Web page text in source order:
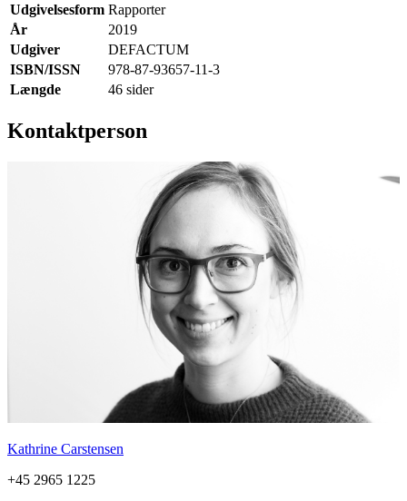
Udgivelsesform Rapporter
År
2019
Udgiver
DEFACTUM
ISBN/ISSN
978-87-93657-11-3
Længde
46 sider
Kontaktperson
Kathrine Carstensen
+45 2965 1225